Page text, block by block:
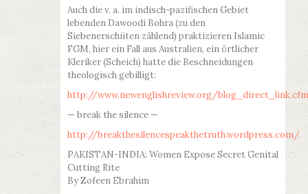
Auch die v. a. im indisch-pazifischen Gebiet
lebenden Dawoodi Bohra (zu den
Siebenerschiiten zählend) praktizieren Islamic
FGM, hier ein Fall aus Australien, ein örtlicher
Kleriker (Scheich) hatte die Beschneidungen
theologisch gebilligt:
http://www.newenglishreview.org/
— break the silence —
http://breakthesilencespeakthetruth.wordpress.com/
PAKISTAN-INDIA: Women Expose Secret Genital
Cutting Rite
By Zofeen Ebrahim